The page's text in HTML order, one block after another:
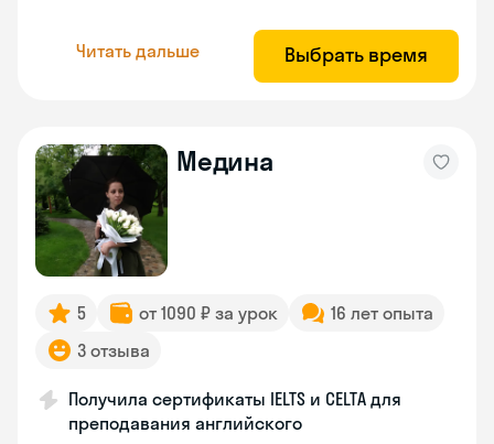
Читать дальше Выбрать время
Медина
5 от 1090 ₽ за урок
16 лет опыта
3 отзыва
Получила сертификаты IELTS и CELTA для
преподавания английского